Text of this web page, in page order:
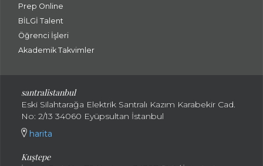
Prep Online
BİLGİ Talent
Öğrenci İşleri
Akademik Takvimler
santralistanbul
Eski Silahtarağa Elektrik Santralı Kazım Karabekir Cad.
No: 2/13 34060 Eyüpsultan İstanbul
harita
Kuştepe